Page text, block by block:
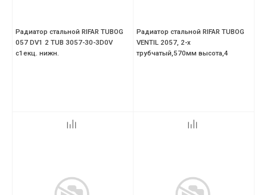
Радиатор стальной RIFAR TUBOG
057 DV1 2 TUB 3057-30-3D0V
с1екц. нижн.
Радиатор стальной RIFAR TUBOG
VENTIL 2057, 2-х
трубчатый,570мм высота,4